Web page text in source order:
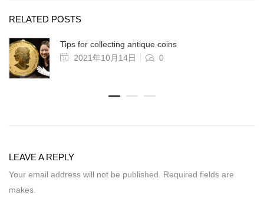
RELATED POSTS
Tips for collecting antique coins
2021年10月14日
0
LEAVE A REPLY
Your email address will not be published. Required fields are
makes.